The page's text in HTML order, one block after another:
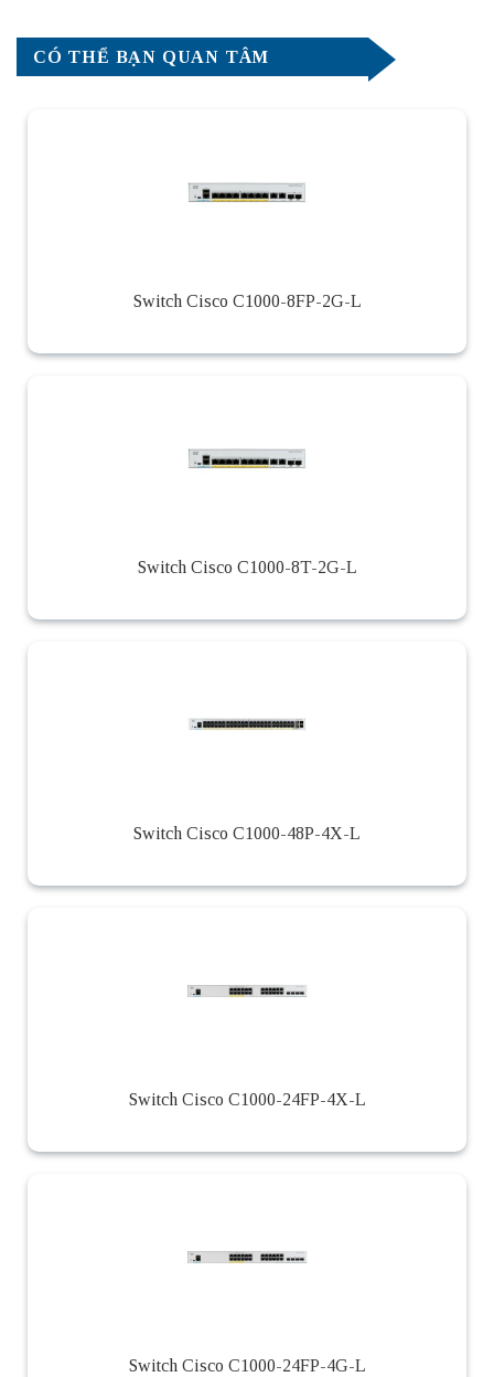
CÓ THỂ BẠN QUAN TÂM
Switch Cisco C1000-8FP-2G-L
Switch Cisco C1000-8T-2G-L
Switch Cisco C1000-48P-4X-L
Switch Cisco C1000-24FP-4X-L
Switch Cisco C1000-24FP-4G-L